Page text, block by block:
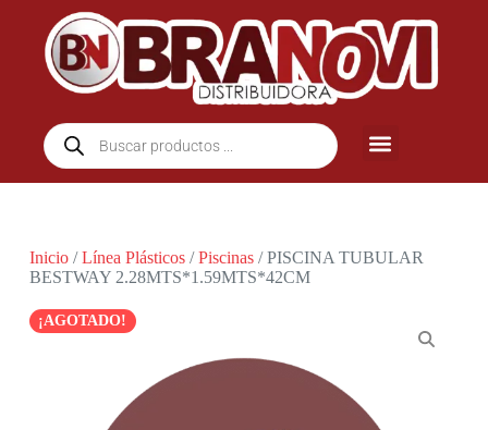
Inicio/Línea Plásticos/Piscinas/ PISCINA TUBULAR
BESTWAY 2.28MTS*1.59MTS*42СМ
¡AGOTADO!